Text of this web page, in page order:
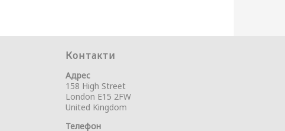
Контакти
Адрес
158 High Street
London E15 2FW
United Kingdom
Телефон